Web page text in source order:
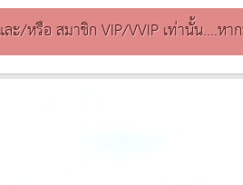
ะ/หรือ สมาชิก VIP/VVIP เท่านั้น....ห